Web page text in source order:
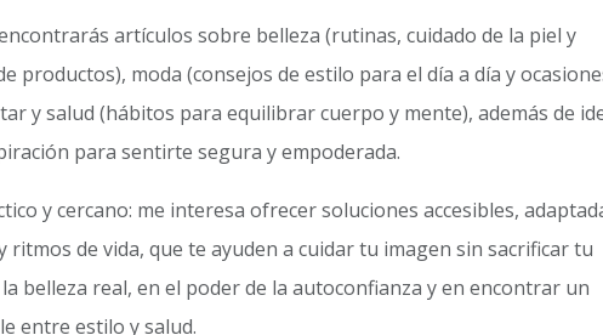
artículos sobre belleza (rutinas, cuidado de la piel y
productos), moda (consejos de estilo para el día a día y
y salud (hábitos para equilibrar cuerpo y mente), además de
para sentirte segura y empoderada.
y cercano: me interesa ofrecer soluciones accesibles,
ritmos de vida, que te ayuden a cuidar tu imagen sin sacrificar tu
belleza real, en el poder de la autoconfianza y en encontrar un
entre estilo y salud.